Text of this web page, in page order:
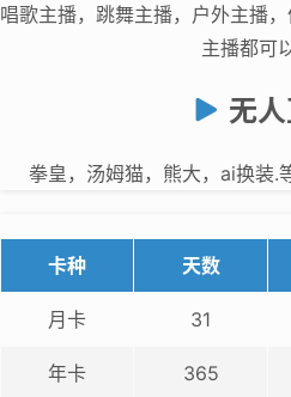
唱歌主播，跳舞主播，户外主播
主播都可
无
拳皇，汤姆猫，熊大，ai换装.
卡种 天数
月卡 31
年卡 365